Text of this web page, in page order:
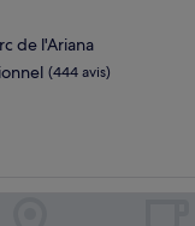
de l'Ariana
(444 avis)